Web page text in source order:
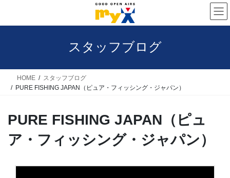
スタッフブログ
HOME
スタッフブログ
PURE FISHING JAPAN（ピュア・フィッシング・ジャパン）
PURE FISHING JAPAN（ピュ
ア・フィッシング・ジャパン）